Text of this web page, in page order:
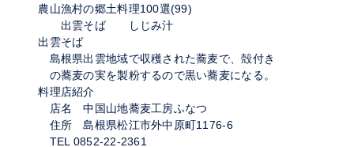
農山漁村の郷土料理100選(99)
出雲そば しじみ汁
出雲そば
島根県出雲地域で収穫された蕎麦で、殻付き
の蕎麦の実を製粉するので黒い蕎麦になる。
料理店紹介
店名 中国山地蕎麦工房ふなつ
住所 島根県松江市外中原町1176-6
TEL 0852-22-2361